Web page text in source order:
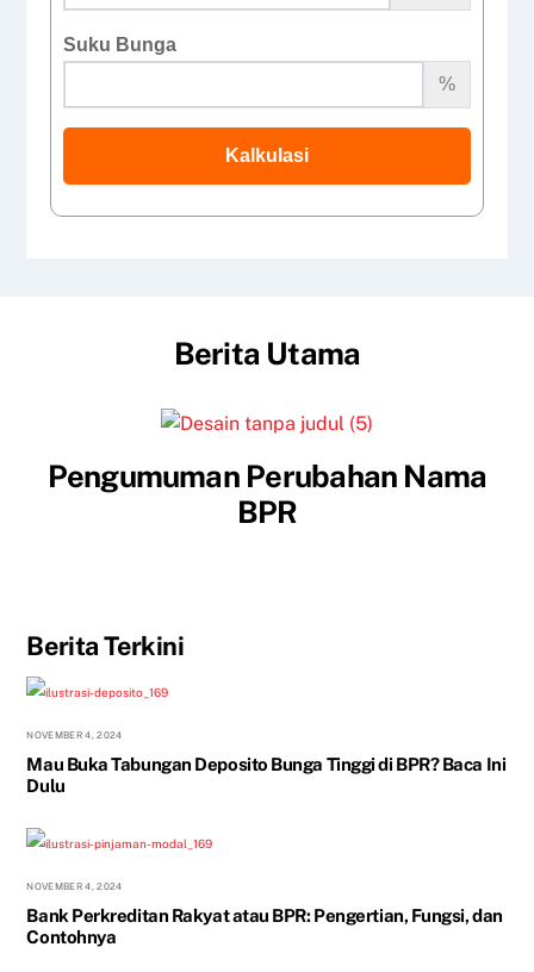
Suku Bunga
%
Kalkulasi
Berita Utama
Pengumuman Perubahan Nama
BPR
Berita Terkini
NOVEMBER 4, 2024
Mau Buka Tabungan Deposito Bunga Tinggi di BPR? Baca Ini
Dulu
NOVEMBER 4, 2024
Bank Perkreditan Rakyat atau BPR: Pengertian, Fungsi, dan
Contohnya